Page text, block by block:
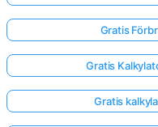
Gratis
Gratis
Gratis